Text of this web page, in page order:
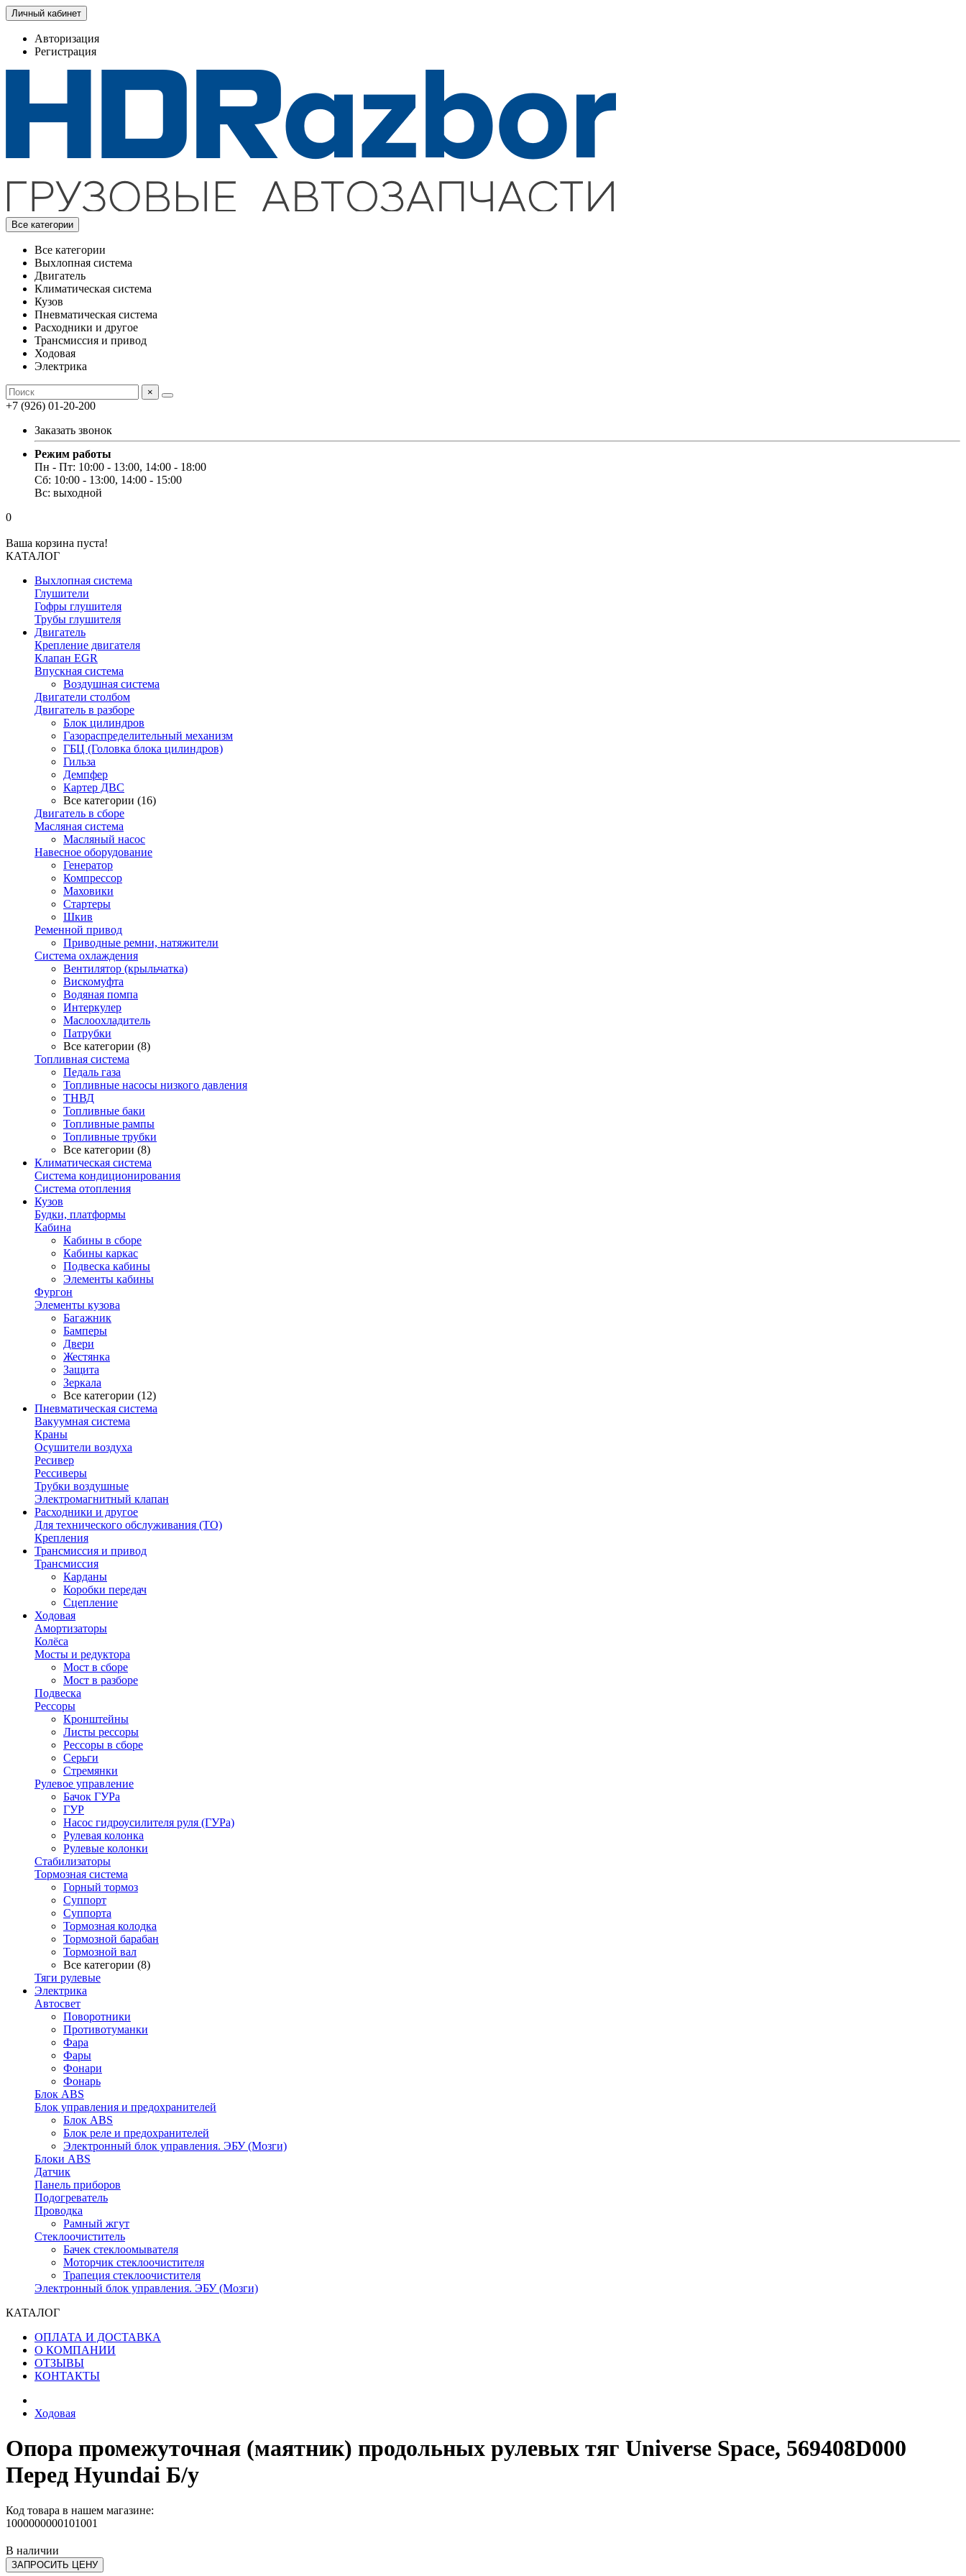
Личный кабинет
Авторизация
Регистрация
Все категории
Все категории
Выхлопная система
Двигатель
Климатическая система
Кузов
Пневматическая система
Расходники и другое
Трансмиссия и привод
Ходовая
Электрика
×
+7 (926) 01-20-200
Заказать звонок
Режим работы
Пн - Пт: 10:00 - 13:00, 14:00 - 18:00
Сб: 10:00 - 13:00, 14:00 - 15:00
Вс: выходной
0
Ваша корзина пуста!
КАТАЛОГ
Выхлопная система
Глушители
Гофры глушителя
Трубы глушителя
Двигатель
Крепление двигателя
Клапан EGR
Впускная система
Воздушная система
Двигатели столбом
Двигатель в разборе
Блок цилиндров
Газораспределительный механизм
ГБЦ (Головка блока цилиндров)
Гильза
Демпфер
Картер ДВС
Все категории (16)
Двигатель в сборе
Масляная система
Масляный насос
Навесное оборудование
Генератор
Компрессор
Маховики
Стартеры
Шкив
Ременной привод
Приводные ремни, натяжители
Система охлаждения
Вентилятор (крыльчатка)
Вискомуфта
Водяная помпа
Интеркулер
Маслоохладитель
Патрубки
Все категории (8)
Топливная система
Педаль газа
Топливные насосы низкого давления
ТНВД
Топливные баки
Топливные рампы
Топливные трубки
Все категории (8)
Климатическая система
Система кондиционирования
Система отопления
Кузов
Будки, платформы
Кабина
Кабины в сборе
Кабины каркас
Подвеска кабины
Элементы кабины
Фургон
Элементы кузова
Багажник
Бамперы
Двери
Жестянка
Защита
Зеркала
Все категории (12)
Пневматическая система
Вакуумная система
Краны
Осушители воздуха
Ресивер
Рессиверы
Трубки воздушные
Электромагнитный клапан
Расходники и другое
Для технического обслуживания (ТО)
Крепления
Трансмиссия и привод
Трансмиссия
Карданы
Коробки передач
Сцепление
Ходовая
Амортизаторы
Колёса
Мосты и редуктора
Мост в сборе
Мост в разборе
Подвеска
Рессоры
Кронштейны
Листы рессоры
Рессоры в сборе
Серьги
Стремянки
Рулевое управление
Бачок ГУРа
ГУР
Насос гидроусилителя руля (ГУРа)
Рулевая колонка
Рулевые колонки
Стабилизаторы
Тормозная система
Горный тормоз
Суппорт
Суппорта
Тормозная колодка
Тормозной барабан
Тормозной вал
Все категории (8)
Тяги рулевые
Электрика
Автосвет
Поворотники
Противотуманки
Фара
Фары
Фонари
Фонарь
Блок ABS
Блок управления и предохранителей
Блок ABS
Блок реле и предохранителей
Электронный блок управления. ЭБУ (Мозги)
Блоки ABS
Датчик
Панель приборов
Подогреватель
Проводка
Рамный жгут
Стеклоочиститель
Бачек стеклоомывателя
Моторчик стеклоочистителя
Трапеция стеклоочистителя
Электронный блок управления. ЭБУ (Мозги)
КАТАЛОГ
ОПЛАТА И ДОСТАВКА
О КОМПАНИИ
ОТЗЫВЫ
КОНТАКТЫ
Ходовая
Опора промежуточная (маятник) продольных рулевых тяг Universe Space, 569408D000
Перед Hyundai Б/у
Код товара в нашем магазине:
1000000000101001
В наличии
ЗАПРОСИТЬ ЦЕНУ